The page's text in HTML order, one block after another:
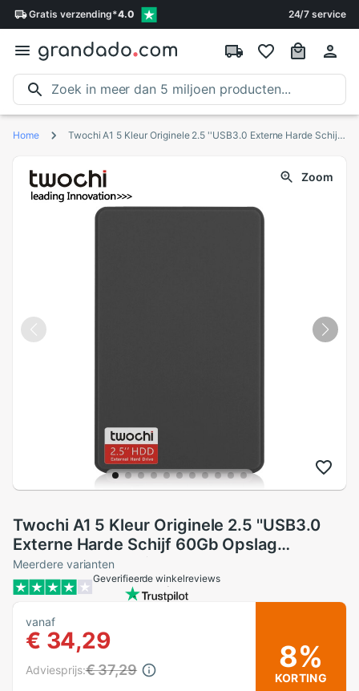
Gratis verzending*4.0 24/7 service
Home Twochi A1 5 Kleur Originele 2.5 ''USB3.0 Externe Harde Schijf 60Gb Opslag Draagbare Hdd Disk Plug En Play op Verkoop
Zoom
Twochi A1 5 Kleur Originele 2.5 ''USB3.0
Externe Harde Schijf 60Gb Opslag
Draagbare Hdd Disk Plug En Play op
Verkoop
Meerdere varianten
Geverifieerde winkelreviews
vanaf
€ 34,29
Adviesprijs:€ 37,29 8%
KORTING